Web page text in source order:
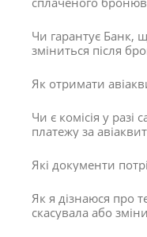
Чи гарантує Банк,
зміниться після
Як отримати
Чи є комісія у разі
платежу за
Які документи
Як я дізнаюся про
скасувала або